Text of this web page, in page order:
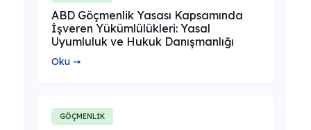
ABD Göçmenlik Yasası Kapsamında
İşveren Yükümlülükleri: Yasal
Uyumluluk ve Hukuk Danışmanlığı
Oku ➞
GÖÇMENLİK